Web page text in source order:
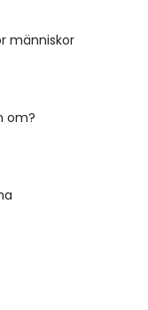
människor
om?